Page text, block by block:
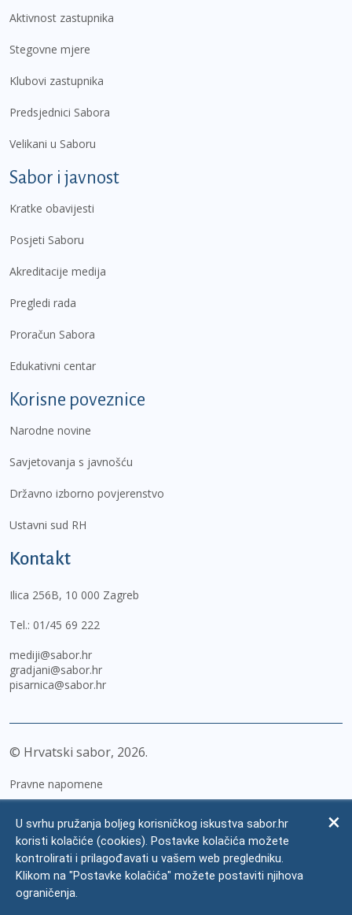
Aktivnost zastupnika
Stegovne mjere
Klubovi zastupnika
Predsjednici Sabora
Velikani u Saboru
Sabor i javnost
Kratke obavijesti
Posjeti Saboru
Akreditacije medija
Pregledi rada
Proračun Sabora
Edukativni centar
Korisne poveznice
Narodne novine
Savjetovanja s javnošću
Državno izborno povjerenstvo
Ustavni sud RH
Kontakt
Ilica 256B, 10 000 Zagreb
Tel.: 01/45 69 222
mediji@sabor.hr
gradjani@sabor.hr
pisarnica@sabor.hr
© Hrvatski sabor, 2026
Pravne napomene
Zaštita osobnih podataka
Impressum
Česta pitanja
U svrhu pružanja boljeg korisničkog iskustva sabor.hr
koristi kolačiće (cookies). Postavke kolačića možete
kontrolirati i prilagođavati u vašem web pregledniku.
Klikom na "Postavke kolačića" možete postaviti njihova
ograničenja.